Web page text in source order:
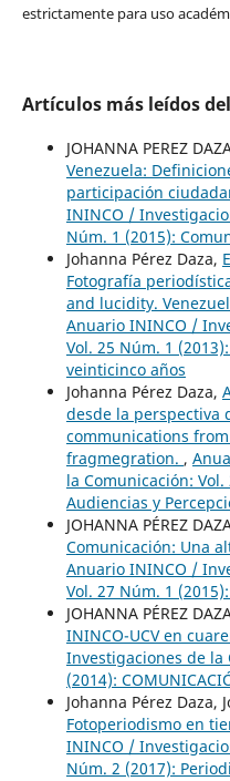
estrictamente para uso
Artículos más leídos
JOHANNA PEREZ
Venezuela:
participación
ININCO /
Núm. 1 (2015):
Johanna Pérez Daza,
Fotografía
and lucidity.
Anuario ININCO /
Vol. 25 Núm. 1
veinticinco años
Johanna Pérez Daza,
desde la perspectiva
communications
fragmegration. ,
la Comunicación:
Audiencias y
JOHANNA PÉREZ
Comunicación: Una
Anuario ININCO /
Vol. 27 Núm. 1
JOHANNA PÉREZ
ININCO-UCV en
Investigaciones de la
(2014):
Johanna Pérez Daza,
Fotoperiodismo en
ININCO /
Núm. 2 (2017):